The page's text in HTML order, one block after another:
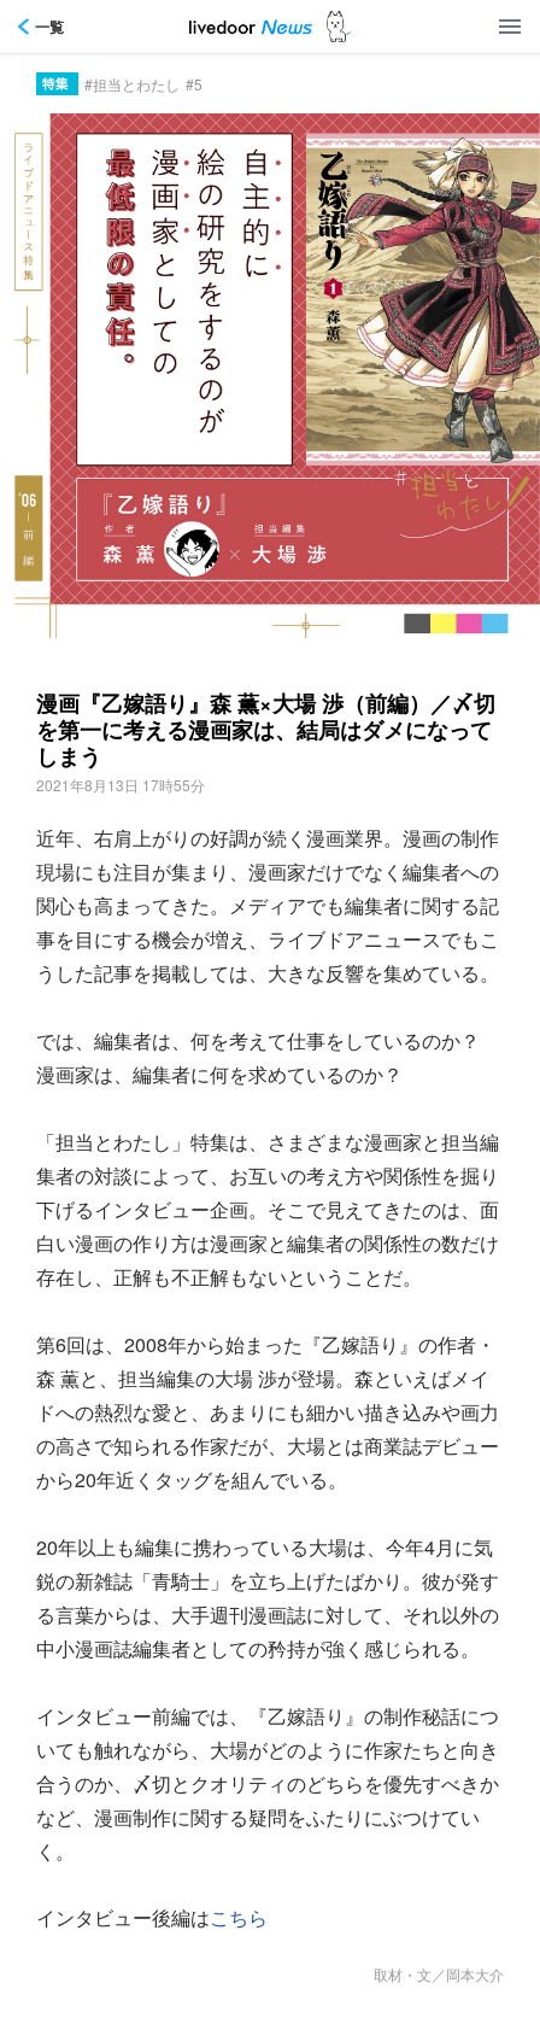
一覧
#担当とわたし #5
漫画『乙嫁語り』森 薫×大場 渉（前編）／〆切
を第一に考える漫画家は、結局はダメになって
しまう
2021年8月13日 17時55分
近年、右肩上がりの好調が続く漫画業界。漫画の制作
現場にも注目が集まり、漫画家だけでなく編集者への
関心も高まってきた。メディアでも編集者に関する記
事を目にする機会が増え、ライブドアニュースでもこ
うした記事を掲載しては、大きな反響を集めている。
では、編集者は、何を考えて仕事をしているのか？
漫画家は、編集者に何を求めているのか？
「担当とわたし」特集は、さまざまな漫画家と担当編
集者の対談によって、お互いの考え方や関係性を掘り
下げるインタビュー企画。そこで見えてきたのは、面
白い漫画の作り方は漫画家と編集者の関係性の数だけ
存在し、正解も不正解もないということだ。
第6回は、2008年から始まった『乙嫁語り』の作者・
森 薫と、担当編集の大場 渉が登場。森といえばメイ
ドへの熱烈な愛と、あまりにも細かい描き込みや画力
の高さで知られる作家だが、大場とは商業誌デビュー
から20年近くタッグを組んでいる。
20年以上も編集に携わっている大場は、今年4月に気
鋭の新雑誌「青騎士」を立ち上げたばかり。彼が発す
る言葉からは、大手週刊漫画誌に対して、それ以外の
中小漫画誌編集者としての矜持が強く感じられる。
インタビュー前編では、『乙嫁語り』の制作秘話につ
いても触れながら、大場がどのように作家たちと向き
合うのか、〆切とクオリティのどちらを優先すべきか
など、漫画制作に関する疑問をふたりにぶつけてい
く。
インタビュー後編はこちら
取材・文／岡本大介